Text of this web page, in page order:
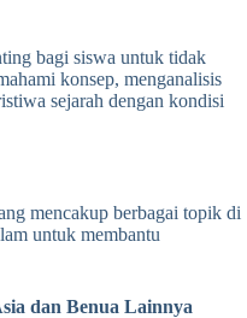
bagi siswa untuk tidak
konsep, menganalisis
sejarah dengan kondisi
mencakup berbagai topik di
untuk membantu
dan Benua Lainnya